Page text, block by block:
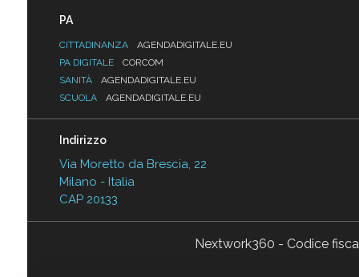
PA
CITTADINANZA
AGENDADIGITALE.EU
PA DIGITALE
CORCOM
SANITÀ
AGENDADIGITALE.EU
SCUOLA
AGENDADIGITALE.EU
Indirizzo
Via Moretto da Brescia, 22
Milano - Italia
CAP 20133
Nextwork360 - Codice